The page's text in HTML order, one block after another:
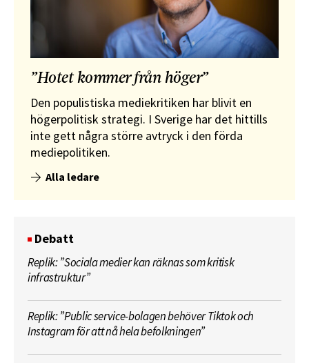
”Hotet kommer från höger”
Den populistiska mediekritiken har blivit en
högerpolitisk strategi. I Sverige har det hittills
inte gett några större avtryck i den förda
mediepolitiken.
Alla ledare
Debatt
Replik: ”Sociala medier kan räknas som kritisk
infrastruktur”
Replik: ”Public service-bolagen behöver Tiktok och
Instagram för att nå hela befolkningen”